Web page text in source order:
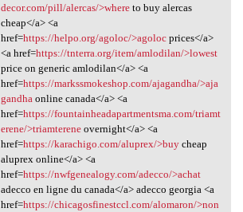
decor.com/pill/alercas/>whereto buy alercas
cheap</a> <a
href=https://helpo.org/agoloc/>agolocprices</a>
<a href=https://tnterra.org/item/amlodilan/>lowest
price on generic amlodilan</a> <a
href=https://markssmokeshop.com/ajagandha/>aja
gandha online canada</a> <a
href=https://fountainheadapartmentsma.com/triamt
erene/>triamtereneovernight</a> <a
href=https://karachigo.com/aluprex/>buycheap
aluprex online</a> <a
href=https://nwfgenealogy.com/adecco/>achat
adecco en ligne du canada</a> adecco georgia <a
href=https://chicagosfinestccl.com/alomaron/>non